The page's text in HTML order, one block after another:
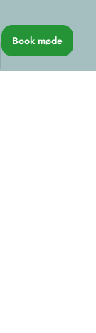
Book møde